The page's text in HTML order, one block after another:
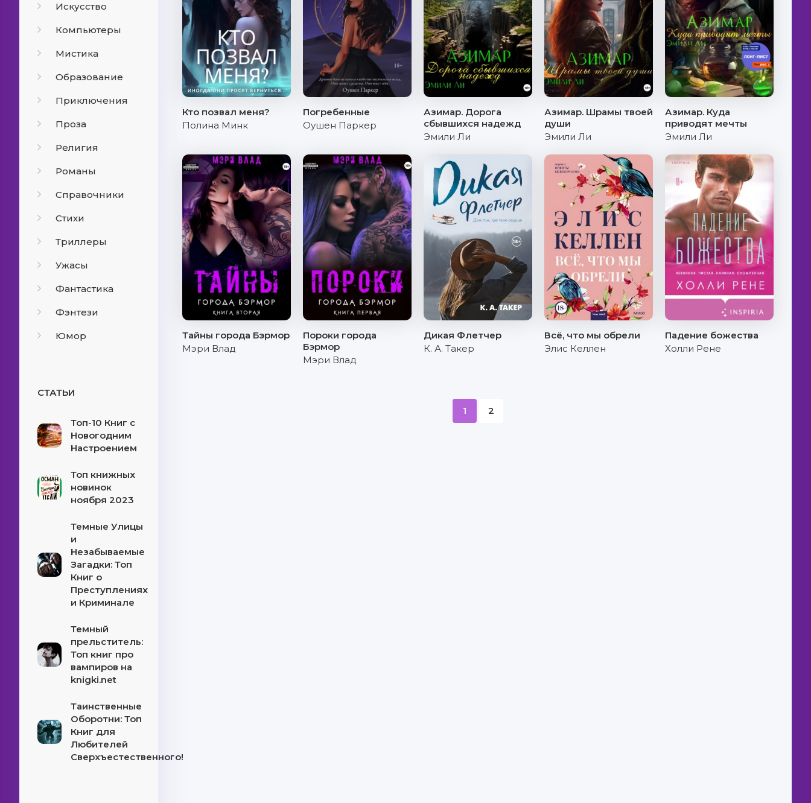
Искусство
Компьютеры
Мистика
Образование
Приключения
Проза
Религия
Романы
Справочники
Стихи
Триллеры
Ужасы
Фантастика
Фэнтези
Юмор
СТАТЬИ
Топ-10 Книг с
Новогодним
Настроением
Топ книжных
новинок
ноября 2023
Темные Улицы
и
Незабываемые
Загадки: Топ
Книг о
Преступлениях
и Криминале
Темный
прельститель:
Топ книг про
вампиров на
knigki.net
Таинственные
Оборотни: Топ
Книг для
Любителей
Сверхъестественного!
Кто позвал меня?
Полина Минк
Погребенные
Оушен Паркер
Азимар. Дорога
сбывшихся надежд
Эмили Ли
Азимар. Шрамы твоей
души
Эмили Ли
Азимар. Куда
приводят мечты
Эмили Ли
Тайны города Бэрмор
Мэри Влад
Пороки города
Бэрмор
Мэри Влад
Дикая Флетчер
К. А. Такер
Всё, что мы обрели
Элис Келлен
Падение божества
Холли Рене
1 2